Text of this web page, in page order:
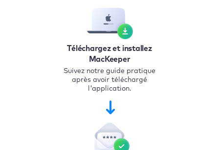
Téléchargez et installez
MacKeeper
Suivez notre guide pratique
après avoir téléchargé
l'application.